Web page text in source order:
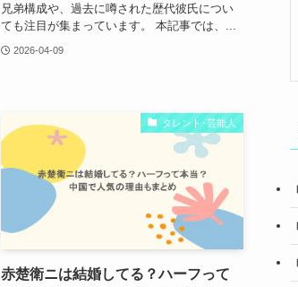
兄弟構成や、過去に噂された歴代彼氏につい
ても注目が集まっています。 本記事では、...
2026-04-09
タレント･芸能人
赤楚衛ニは結婚してる？ハーフって